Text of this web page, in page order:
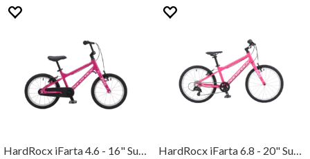
HardRocx iFarta 4.6 - 16" Superlight HardRocx iFarta 6.8 - 20" Superlight